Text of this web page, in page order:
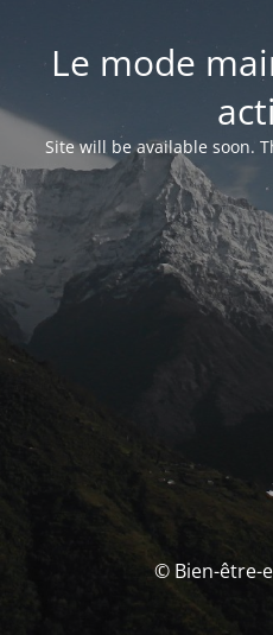
Le mode
Site will be available soon.
© Bien-être-